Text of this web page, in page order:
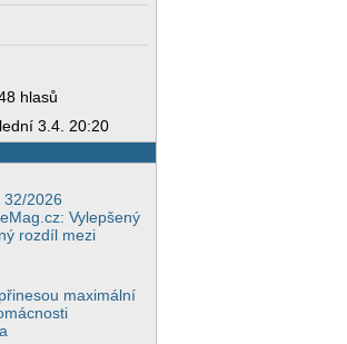
hlasů
3.4. 20:20
32/2026
Vylepšený
rozdíl mezi
maximální